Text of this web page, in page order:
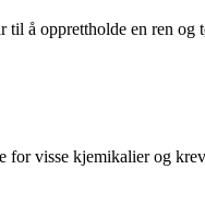
til å opprettholde en ren og
visse kjemikalier og